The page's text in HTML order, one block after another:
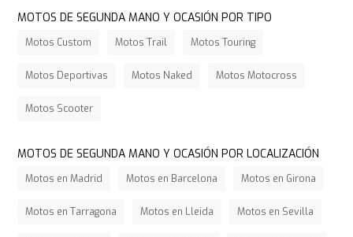
MOTOS DE SEGUNDA MANO Y OCASIÓN POR TIPO
Motos Custom Motos Trail Motos Touring
Motos Deportivas Motos Naked Motos Motocross
Motos Scooter
MOTOS DE SEGUNDA MANO Y OCASIÓN POR LOCALIZACIÓN
Motos en Madrid Motos en Barcelona Motos en Girona
Motos en Tarragona Motos en Lleida Motos en Sevilla